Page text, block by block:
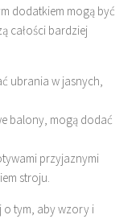
dodatkiem mogą być
całości bardziej
ubrania w jasnych,
balony, mogą dodać
przyjaznymi
stroju.
o tym, aby wzory i